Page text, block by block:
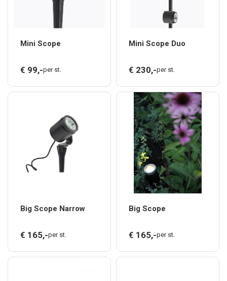
Mini Scope
€ 99,-per st.
Mini Scope Duo
€ 230,-per st.
Big Scope Narrow
€ 165,-per st.
Big Scope
€ 165,-per st.